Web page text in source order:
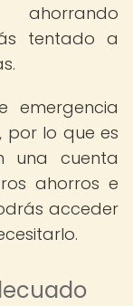
tentado a
emergencia
por lo que es
una cuenta
ahorros e
acceder